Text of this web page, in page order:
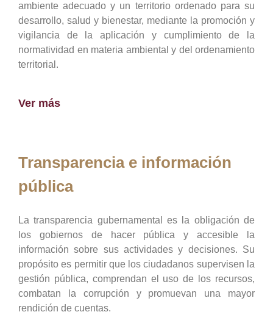
ambiente adecuado y un territorio ordenado para su
desarrollo, salud y bienestar, mediante la promoción y
vigilancia de la aplicación y cumplimiento de la
normatividad en materia ambiental y del ordenamiento
territorial.
Ver más
Transparencia e información
pública
La transparencia gubernamental es la obligación de
los gobiernos de hacer pública y accesible la
información sobre sus actividades y decisiones. Su
propósito es permitir que los ciudadanos supervisen la
gestión pública, comprendan el uso de los recursos,
combatan la corrupción y promuevan una mayor
rendición de cuentas.